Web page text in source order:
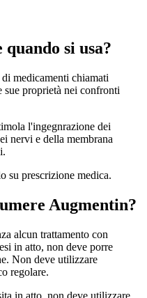
si usa?
medicamenti chiamati
proprietà nei confronti
l'ingegnrazione dei
nervi e della membrana
su prescrizione medica.
Augmentin?
alcun trattamento con
in atto, non deve porre
Non deve utilizzare
regolare.
in atto, non deve utilizzare